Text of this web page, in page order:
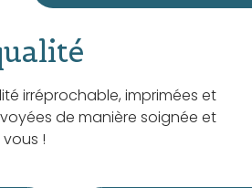
irréprochable, imprimées et
de manière soignée et
!